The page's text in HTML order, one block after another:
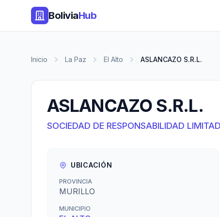
BoliviaHub
Inicio La Paz El Alto ASLANCAZO S.R.L.
ASLANCAZO S.R.L.
SOCIEDAD DE RESPONSABILIDAD
UBICACIÓN
PROVINCIA
MURILLO
MUNICIPIO